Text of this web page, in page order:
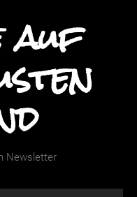
auf
Newsletter